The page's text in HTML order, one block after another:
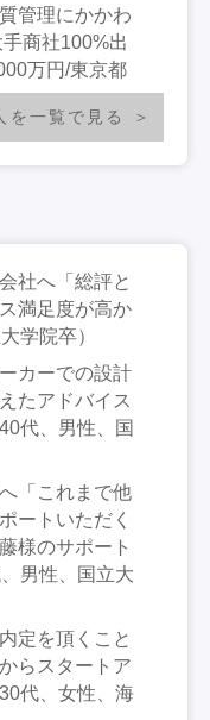
管理にかかわ
商社100%出
万円/東京都
を一覧で見る
社へ「総評と
満足度が高か
学院卒）
カーでの設計
たアドバイス
代、男性、国
「これまで他
ートいただく
様のサポート
男性、国立大
定を頂くこと
らスタートア
代、女性、海